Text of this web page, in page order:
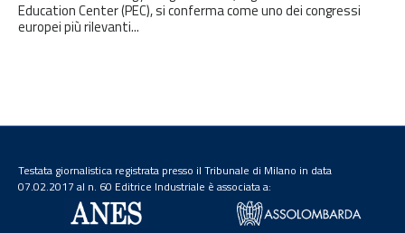
Education Center (PEC), si conferma come uno dei congressi
europei più rilevanti...
Testata giornalistica registrata presso il Tribunale di Milano in data
07.02.2017 al n. 60 Editrice Industriale è associata a: